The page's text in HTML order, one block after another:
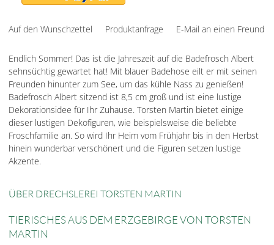
Auf den Wunschzettel Produktanfrage E-Mail an einen Freund
Endlich Sommer! Das ist die Jahreszeit auf die Badefrosch Albert
sehnsüchtig gewartet hat! Mit blauer Badehose eilt er mit seinen
Freunden hinunter zum See, um das kühle Nass zu genießen!
Badefrosch Albert sitzend ist 8,5 cm groß und ist eine lustige
Dekorationsidee für Ihr Zuhause. Torsten Martin bietet einige
dieser lustigen Dekofiguren, wie beispielsweise die beliebte
Froschfamilie an. So wird Ihr Heim vom Frühjahr bis in den Herbst
hinein wunderbar verschönert und die Figuren setzen lustige
Akzente.
ÜBER DRECHSLEREI TORSTEN MARTIN
TIERISCHES AUS DEM ERZGEBIRGE VON TORSTEN
MARTIN